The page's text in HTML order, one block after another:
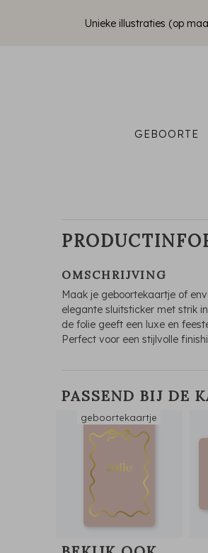
Unieke illustraties (op
GEBOORTE
OMSCHRIJVING
Maak je geboortekaartje of
elegante sluitsticker met strik
de folie geeft een luxe en
Perfect voor een stijlvolle
PASSEND BIJ DE
geboortekaartje